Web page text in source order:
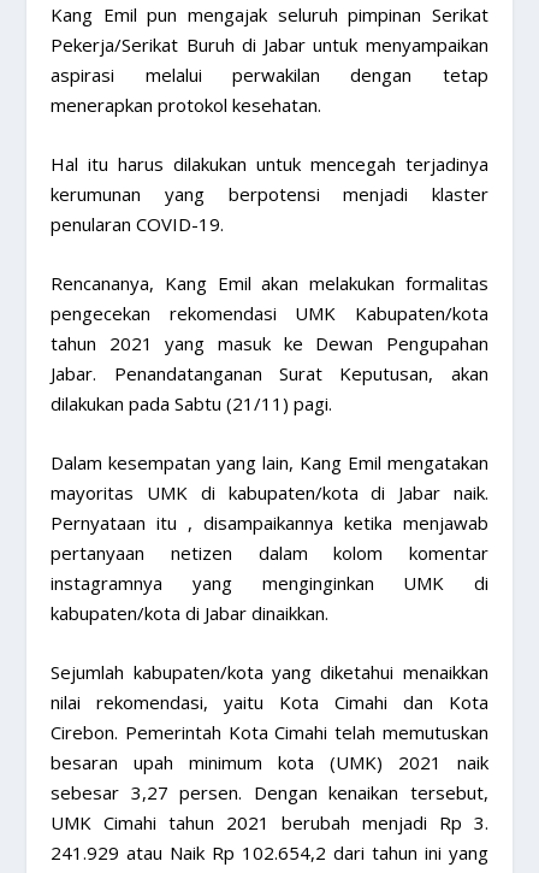
Kang Emil pun mengajak seluruh pimpinan Serikat
Pekerja/Serikat Buruh di Jabar untuk menyampaikan
aspirasi melalui perwakilan dengan tetap
menerapkan protokol kesehatan.
Hal itu harus dilakukan untuk mencegah terjadinya
kerumunan yang berpotensi menjadi klaster
penularan COVID-19.
Rencananya, Kang Emil akan melakukan formalitas
pengecekan rekomendasi UMK Kabupaten/kota
tahun 2021 yang masuk ke Dewan Pengupahan
Jabar. Penandatanganan Surat Keputusan, akan
dilakukan pada Sabtu (21/11) pagi.
Dalam kesempatan yang lain, Kang Emil mengatakan
mayoritas UMK di kabupaten/kota di Jabar naik.
Pernyataan itu , disampaikannya ketika menjawab
pertanyaan netizen dalam kolom komentar
instagramnya yang menginginkan UMK di
kabupaten/kota di Jabar dinaikkan.
Sejumlah kabupaten/kota yang diketahui menaikkan
nilai rekomendasi, yaitu Kota Cimahi dan Kota
Cirebon. Pemerintah Kota Cimahi telah memutuskan
besaran upah minimum kota (UMK) 2021 naik
sebesar 3,27 persen. Dengan kenaikan tersebut,
UMK Cimahi tahun 2021 berubah menjadi Rp 3.
241.929 atau Naik Rp 102.654,2 dari tahun ini yang